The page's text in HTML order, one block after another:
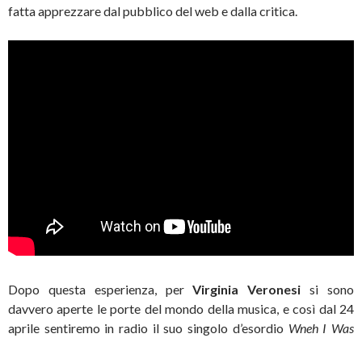
fatta apprezzare dal pubblico del web e dalla critica.
Dopo questa esperienza, perVirginia Veronesisi sono
davvero aperte le porte del mondo della musica, e così dal 24
aprile sentiremo in radio il suo singolo d’esordio Wneh I Was